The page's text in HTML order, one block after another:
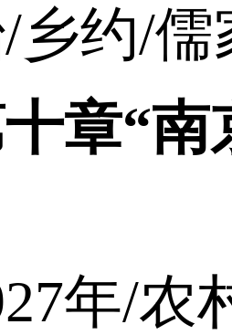
乡约/
章“南
/农村